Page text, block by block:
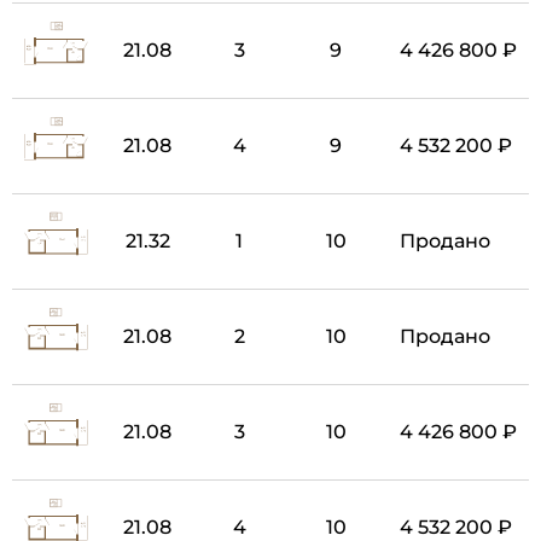
21.08 3 9 4 426 800 ₽
21.08 4 9 4 532 200 ₽
21.32 1 10 Продано
21.08 2 10 Продано
21.08 3 10 4 426 800 ₽
21.08 4 10 4 532 200 ₽